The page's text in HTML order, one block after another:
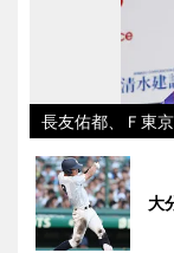
長友佑都、Ｆ東
大